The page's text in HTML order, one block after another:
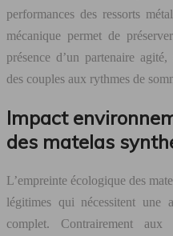
performances des ressorts
mécanique permet de
présence d’un partenaire
des couples aux rythmes de
Impact
des matelas
L’empreinte écologique des
légitimes qui nécessitent
complet. Contrairement aux